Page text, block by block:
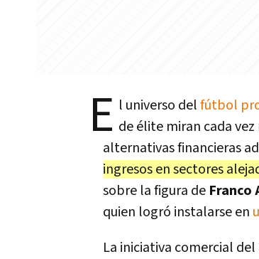
E l universo delfútbol
de élite miran cada
alternativas financieras
ingresos en sectores
sobre la figura de Franco
quien logró instalarse en
La iniciativa comercial